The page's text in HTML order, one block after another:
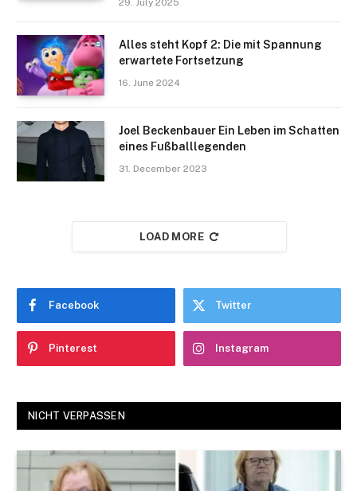
29. July 2025
Alles steht Kopf 2: Die mit Spannung
erwartete Fortsetzung
16. June 2024
Joel Beckenbauer Ein Leben im Schatten
eines Fußballlegenden
31. December 2023
LOAD MORE
Facebook Twitter
Pinterest Instagram
NICHT VERPASSEN